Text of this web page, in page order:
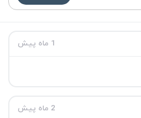
1 ماه پیش
2 ماه پیش